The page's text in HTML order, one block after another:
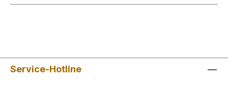
Service-Hotline